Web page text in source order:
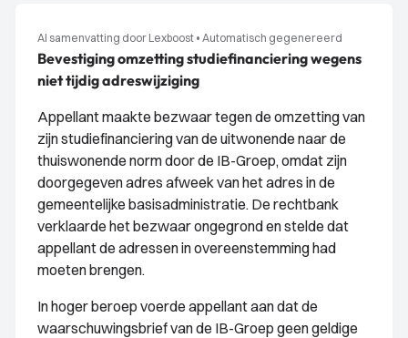
AI samenvatting door Lexboost • Automatisch gegenereerd
Bevestiging omzetting studiefinanciering wegens
niet tijdig adreswijziging
Appellant maakte bezwaar tegen de omzetting van
zijn studiefinanciering van de uitwonende naar de
thuiswonende norm door de IB-Groep, omdat zijn
doorgegeven adres afweek van het adres in de
gemeentelijke basisadministratie. De rechtbank
verklaarde het bezwaar ongegrond en stelde dat
appellant de adressen in overeenstemming had
moeten brengen.
In hoger beroep voerde appellant aan dat de
waarschuwingsbrief van de IB-Groep geen geldige